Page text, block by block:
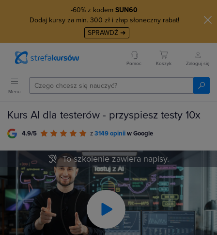
-60% z kodem SUN60
Dodaj kursy za min. 300 zł i złap słoneczny rabat!
SPRAWDŹ ➜
Pomoc Koszyk Zaloguj się
Menu
Kurs AI dla testerów - przyspiesz testy 10x
4.9/5 z3149 opiniiw Google
Play
To szkolenie zawiera napisy.